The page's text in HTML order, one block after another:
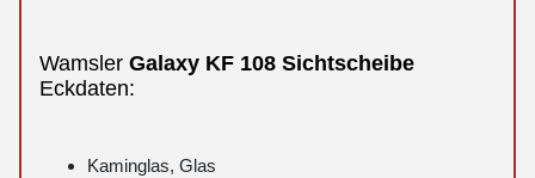
Wamsler Galaxy KF 108 Sichtscheibe
Eckdaten:
Kaminglas, Glas